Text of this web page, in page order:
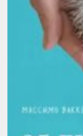
Детская библиотека
Личный кабинет
Версия для